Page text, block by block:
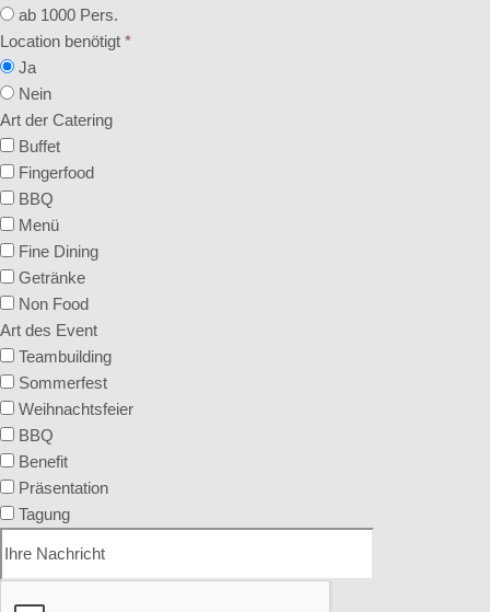
ab 1000 Pers.
Location benötigt *
Ja
Nein
Art der Catering
Buffet
Fingerfood
BBQ
Menü
Fine Dining
Getränke
Non Food
Art des Event
Teambuilding
Sommerfest
Weihnachtsfeier
BBQ
Benefit
Präsentation
Tagung